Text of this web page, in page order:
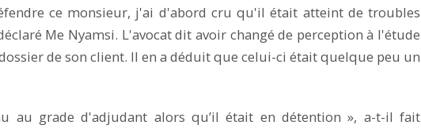
ce monsieur, j'ai d'abord cru qu'il était atteint de troubles
Me Nyamsi. L'avocat dit avoir changé de perception à l'étude
de son client. Il en a déduit que celui-ci était quelque peu un
au grade d'adjudant alors qu’il était en détention », a-t-il fait